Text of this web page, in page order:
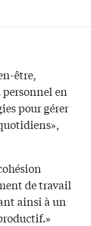
être,
en
pour gérer
de travail
ainsi à un